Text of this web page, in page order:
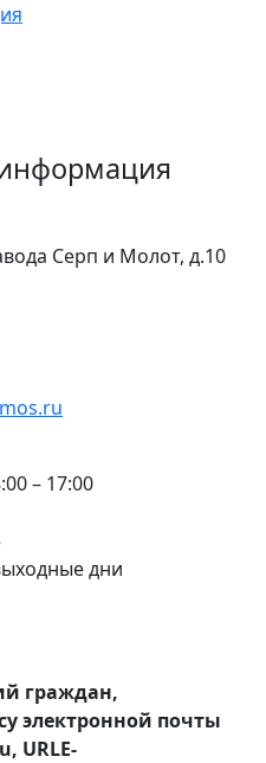
Серп и Молот, д.10
– 17:00
дни
граждан,
электронной почты
URLE-